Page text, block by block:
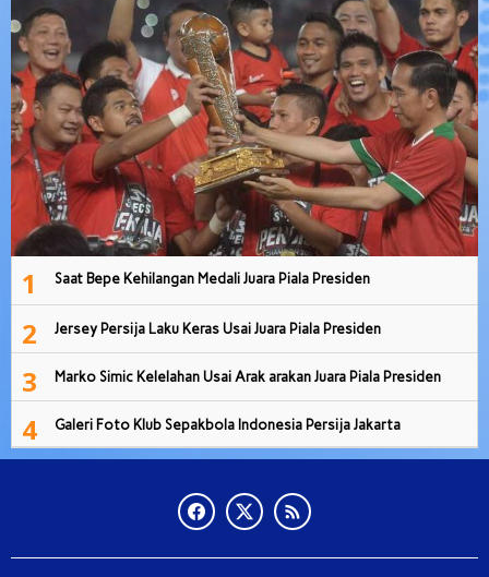
1 Saat Bepe Kehilangan Medali Juara Piala Presiden
2 Jersey Persija Laku Keras Usai Juara Piala Presiden
3 Marko Simic Kelelahan Usai Arak arakan Juara Piala Presiden
4 Galeri Foto Klub Sepakbola Indonesia Persija Jakarta